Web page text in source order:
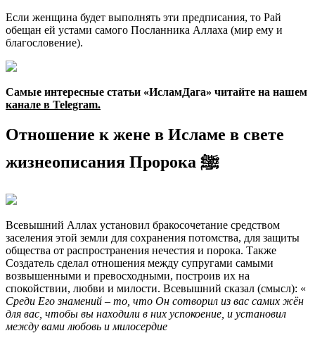
Если женщина будет выполнять эти предписания, то Рай
обещан ей устами самого Посланника Аллаха (мир ему и
благословение).
Самые интересные статьи «ИсламДага» читайте на нашем
канале в Telegram.
Отношение к жене в Исламе в свете
жизнеописания Пророка ﷺ
Всевышний Аллах установил бракосочетание средством
заселения этой земли для сохранения потомства, для защиты
общества от распространения нечестия и порока. Также
Создатель сделал отношения между супругами самыми
возвышенными и превосходными, построив их на
спокойствии, любви и милости. Всевышний сказал (смысл): «
Среди Его знамений – то, что Он сотворил из вас самих жён
для вас, чтобы вы находили в них успокоение, и установил
между вами любовь и милосердие